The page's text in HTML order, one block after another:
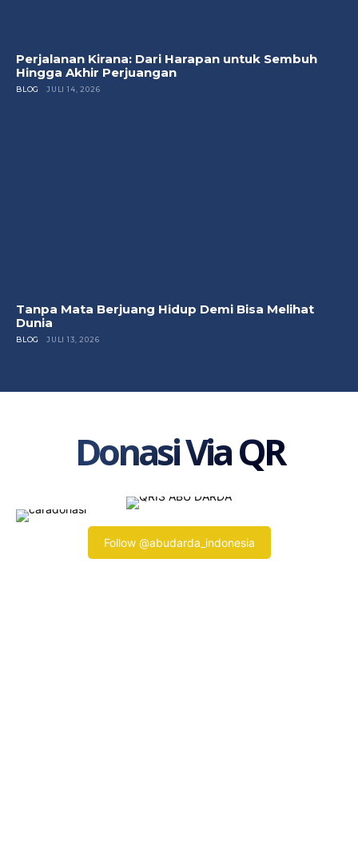
Perjalanan Kirana: Dari Harapan untuk Sembuh
Hingga Akhir Perjuangan
BLOG JULI 14, 2026
Tanpa Mata Berjuang Hidup Demi Bisa Melihat
Dunia
BLOG JULI 13, 2026
Donasi Via QR
Follow @abudarda_indonesia